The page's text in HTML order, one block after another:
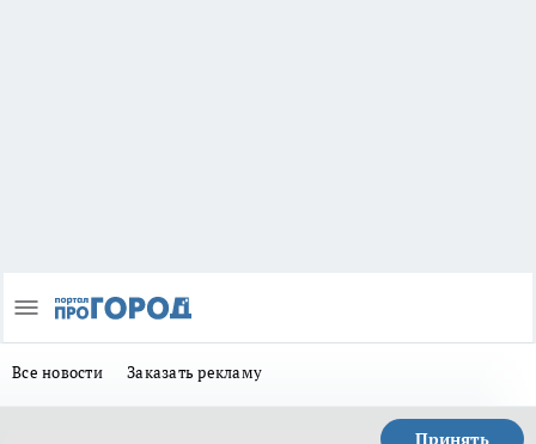
Все новости Заказать рекламу